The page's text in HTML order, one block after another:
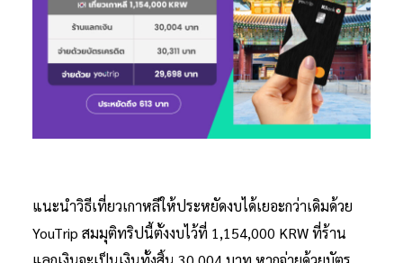
แนะนำวิธีเที่ยวเกาหลีให้ประหยัดงบได้เยอะกว่าเดิมด้วย
YouTrip สมมุติทริปนี้ตั้งงบไว้ที่ 1,154,000 KRW ที่ร้าน